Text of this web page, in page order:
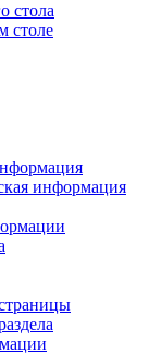
стола
столе
информация